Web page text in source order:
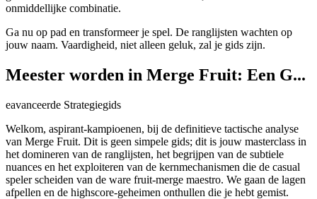
onmiddellijke combinatie.
Ga nu op pad en transformeer je spel. De ranglijsten wachten op
jouw naam. Vaardigheid, niet alleen geluk, zal je gids zijn.
Meester worden in Merge Fruit: Een G...
eavanceerde Strategiegids
Welkom, aspirant-kampioenen, bij de definitieve tactische analyse
van Merge Fruit. Dit is geen simpele gids; dit is jouw masterclass in
het domineren van de ranglijsten, het begrijpen van de subtiele
nuances en het exploiteren van de kernmechanismen die de casual
speler scheiden van de ware fruit-merge maestro. We gaan de lagen
afpellen en de highscore-geheimen onthullen die je hebt gemist.